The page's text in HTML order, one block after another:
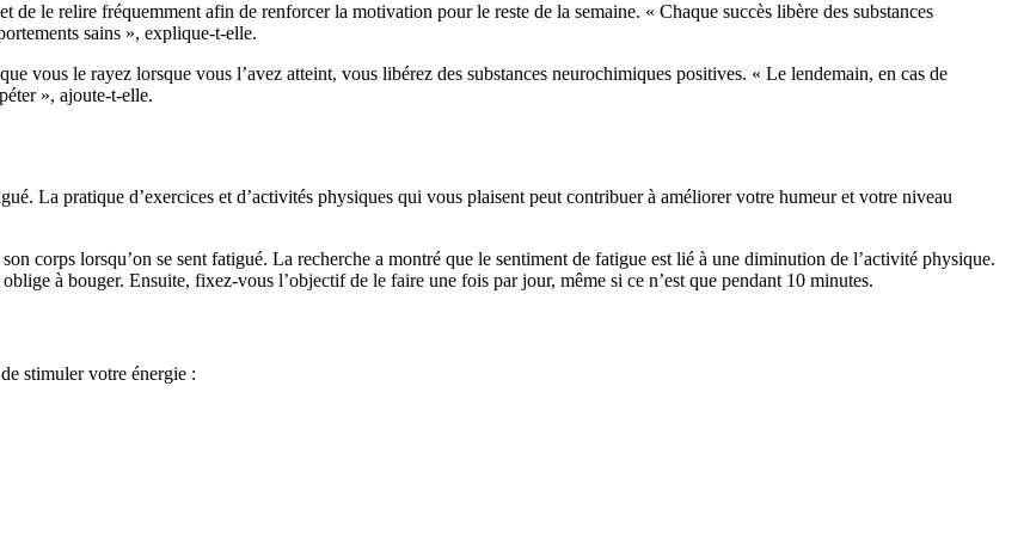
le relire fréquemment afin de renforcer la motivation pour le reste de la semaine. « Chaque succès libère des substances
sains », explique-t-elle.
vous le rayez lorsque vous l’avez atteint, vous libérez des substances neurochimiques positives. « Le lendemain, en cas de
», ajoute-t-elle.
La pratique d’exercices et d’activités physiques qui vous plaisent peut contribuer à améliorer votre humeur et votre niveau
corps lorsqu’on se sent fatigué. La recherche a montré que le sentiment de fatigue est lié à une diminution de l’activité physique.
à bouger. Ensuite, fixez-vous l’objectif de le faire une fois par jour, même si ce n’est que pendant 10 minutes.
stimuler votre énergie :